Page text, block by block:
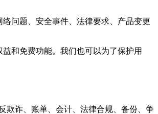
问题、安全事件、法律要求、产品变更
和免费功能。我们也可以为了保护用
欺诈、账单、会计、法律合规、备份、争